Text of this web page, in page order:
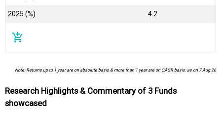
2025 (%) 4.2
add_shopping_cart
Note: Returns up to 1 year are on absolute basis & more than 1 year are on CAGR basis. as on 7 Aug 26
Research Highlights & Commentary of 3 Funds
showcased